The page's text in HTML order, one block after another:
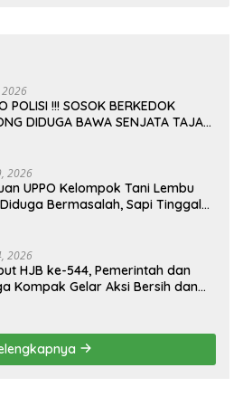
2026
POLISI !!! SOSOK BERKEDOK
DIDUGA BAWA SENJATA TAJAM
2026
UPPO Kelompok Tani Lembu
Bermasalah, Sapi Tinggal
2026
HJB ke-544, Pemerintah dan
Kompak Gelar Aksi Bersih dan